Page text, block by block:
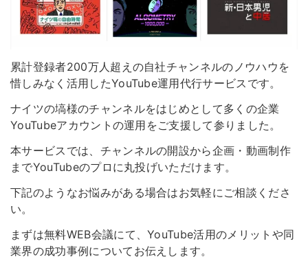
累計登録者200万人超えの自社チャンネルのノウハウを
惜しみなく活用したYouTube運用代行サービスです。
ナイツの塙様のチャンネルをはじめとして多くの企業
YouTubeアカウントの運用をご支援して参りました。
本サービスでは、チャンネルの開設から企画・動画制作
までYouTubeのプロに丸投げいただけます。
下記のようなお悩みがある場合はお気軽にご相談くださ
い。
まずは無料WEB会議にて、YouTube活用のメリットや同
業界の成功事例についてお伝えします。